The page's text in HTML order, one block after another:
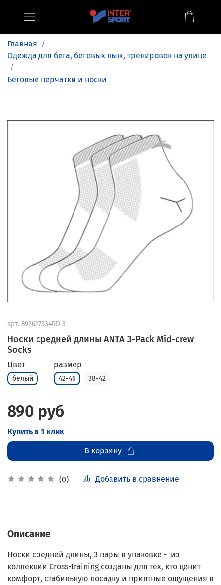
Главная
Одежда для бега, беговых лыж, тренировок на улице
Беговые перчатки и носки
арт. 892627334RD-3
Носки средней длины ANTA 3-Pack Mid-crew
Socks
(0) Добавить в сравнение
Цвет
белый
размер
42-46 38-42
890 руб
Купить в 1 клик
В корзину
Описание
Носки средней длины, 3 пары в упаковке - из
коллекции Cross-training созданы для тех, кто ценит
комфорт, стабильную посадку и приятные ощущения в